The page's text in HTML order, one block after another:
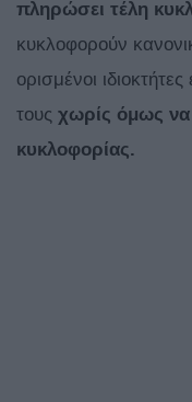
πληρώσει τέλη
κυκλοφορούν
ορισμένοι ιδιοκτήτες
τους χωρίς όμως να
κυκλοφορίας.